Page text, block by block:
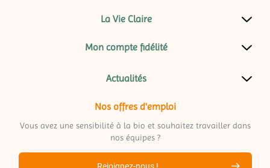
La Vie Claire
Mon compte fidélité
Actualités
Nos offres d'emploi
Vous avez une sensibilité à la bio et souhaitez travailler dans
nos équipes ?
Rejoignez-nous !